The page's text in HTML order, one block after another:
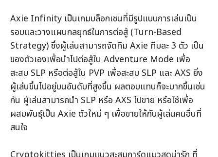
Axie Infinity เป็นเกมบล็อกเชนที่มีรูปแบบการเล่นเป็น
รอบและวางแผนกลยุทธ์ในการต่อสู้ (Turn-Based
Strategy) ซึ่งผู้เล่นสามารถจัดทีม Axie ทีมละ 3 ตัว เป็น
ของตัวเองเพื่อนำไปต่อสู้ใน Adventure Mode เพื่อ
สะสม SLP หรือต่อสู้ใน PVP เพื่อสะสม SLP และ AXS ยิ่ง
ผู้เล่นขึ้นไปอยู่บนอันดับที่สูงขึ้น ผลตอบแทนก็จะมากขึ้นเช่น
กัน ผู้เล่นสามารถนำ SLP หรือ AXS ไปขาย หรือใช้เพื่อ
ผสมพันธุ์เป็น Axie ตัวใหม่ ๆ เพื่อขายให้กับผู้เล่นคนอื่นที่
สนใจ